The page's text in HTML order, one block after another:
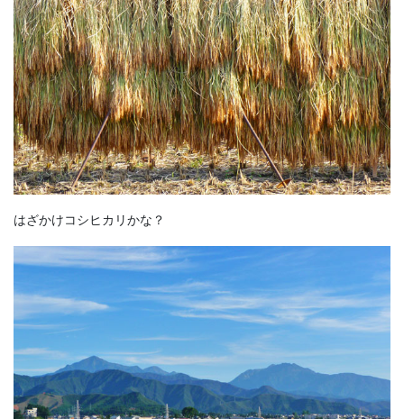
はざかけコシヒカリかな？